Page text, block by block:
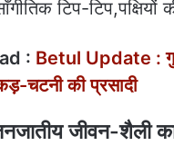
टिप-
: Betul Update :
चटनी की प्रसादी
जीवन-शैली